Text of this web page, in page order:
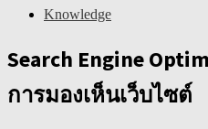
Knowledge
Search Engine
การมองเห็นเว็บไซต์